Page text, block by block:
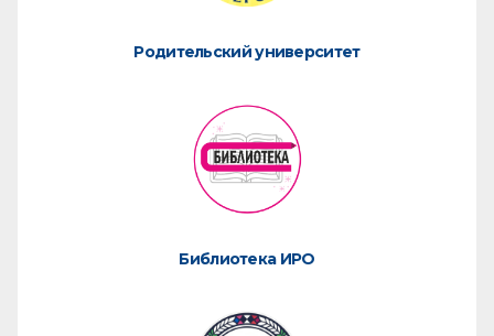
Родительский университет
Библиотека ИРО